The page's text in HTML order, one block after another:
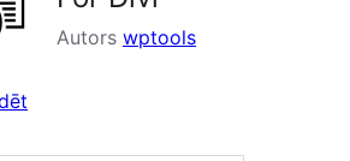
Autors wptools